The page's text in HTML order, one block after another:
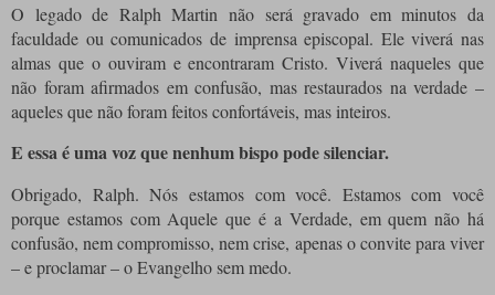
O legado de Ralph Martin não será gravado em minutos da
faculdade ou comunicados de imprensa episcopal. Ele viverá nas
almas que o ouviram e encontraram Cristo. Viverá naqueles que
não foram afirmados em confusão, mas restaurados na verdade –
aqueles que não foram feitos confortáveis, mas inteiros.
E essa é uma voz que nenhum bispo pode silenciar.
Obrigado, Ralph. Nós estamos com você. Estamos com você
porque estamos com Aquele que é a Verdade, em quem não há
confusão, nem compromisso, nem crise, apenas o convite para viver
– e proclamar – o Evangelho sem medo.